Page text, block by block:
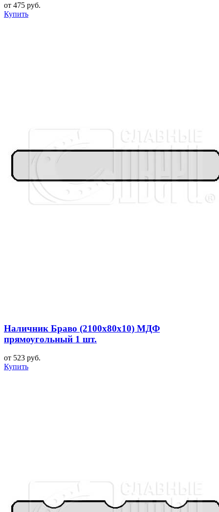
от 475 руб.
Купить
Наличник Браво (2100x80x10) МДФ
прямоугольный 1 шт.
от 523 руб.
Купить